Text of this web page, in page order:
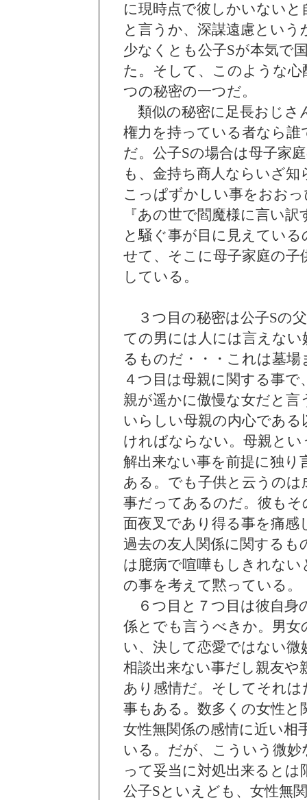
に現時点で彼しかいない
と言うか、深謀遠慮とい
少なくとも公子Sが本気で
た。そして、このような
つの秘密の一つだ。
類似の秘密に足長おじさ
権力を持っている者なら
だ。公子Sの場合は母子家
も、金持ち商人ならいざ
こっぱずかしい事をおお
『あの世で閻魔様に言い
と騒ぐ事が目に見えてい
せて、そこに母子家庭の
している。
３つ目の秘密は公子Sの
ての男には人には言えな
るものだ・・・これは墓
４つ目は母親に関する事
親が遥かに傲慢な女だと
いらしい母親の内心であ
ければならない。母親と
解出来ない事を前提に独
ある。でも子供と云うの
事だってあるのだ。彼も
面夜叉であり得る事を痛感
過去の友人関係に関する
は臆病で喧嘩もしきれな
の事を考えて黙っている。
６つ目と７つ目は彼自身
係とでも言うべきか。男
い、決して恋愛ではない
相談出来ない事だし親友
あり感情だ。そしてそれ
事もある。数多くの女性と
女性無関係の感情に近い相
いる。だが、こういう微
って妥当に対処出来ると
公子Sといえども、女性無